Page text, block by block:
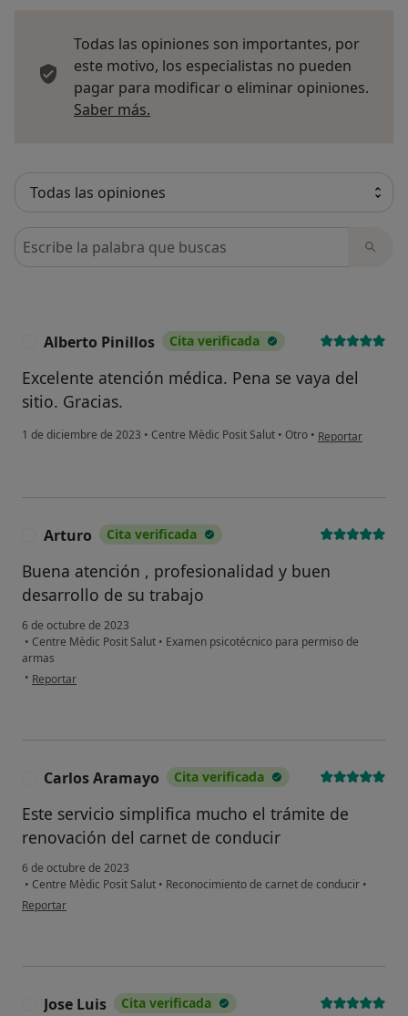
Todas las opiniones son importantes, por
este motivo, los especialistas no pueden
pagar para modificar o eliminar opiniones.
Saber más.
Busca en opiniones
Alberto Pinillos Cita verificada
Excelente atención médica. Pena se vaya del
sitio. Gracias.
1 de diciembre de 2023 • Centre Mèdic Posit Salut • Otro • en opinión del
Reportar
Arturo Cita verificada
Buena atención , profesionalidad y buen
desarrollo de su trabajo
6 de octubre de 2023
• Centre Mèdic Posit Salut • Examen psicotécnico para permiso de
armas
• en opinión del usuario Arturo
Reportar
Carlos Aramayo Cita verificada
Este servicio simplifica mucho el trámite de
renovación del carnet de conducir
6 de octubre de 2023
• Centre Mèdic Posit Salut • Reconocimiento de carnet de conducir •
en opinión del usuario Carlos Aramayo
Reportar
Jose Luis Cita verificada